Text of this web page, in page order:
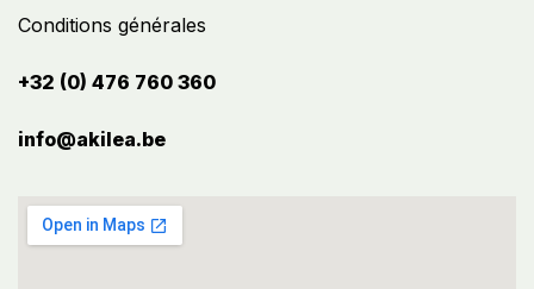
Conditions générales
+32 (0) 476 760 360
info@akilea.be​